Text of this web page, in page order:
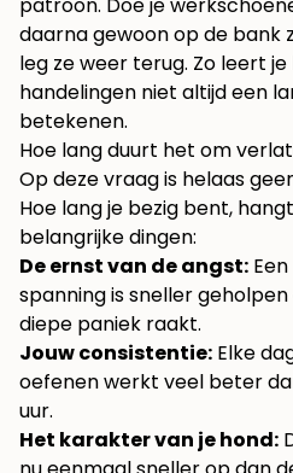
patroon. Doe je
daarna gewoon op de bank
leg ze weer terug. Zo leert
handelingen niet altijd een
betekenen.
Hoe lang duurt het om
Op deze vraag is helaas
Hoe lang je bezig bent,
belangrijke dingen:
De ernst van de angst:
spanning is sneller
diepe paniek raakt.
Jouw consistentie: Elke
oefenen werkt veel beter
uur.
Het karakter van je hond: